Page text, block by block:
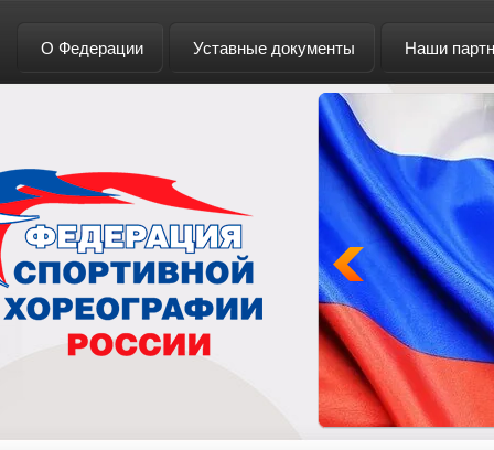
О Федерации Уставные документы Наши